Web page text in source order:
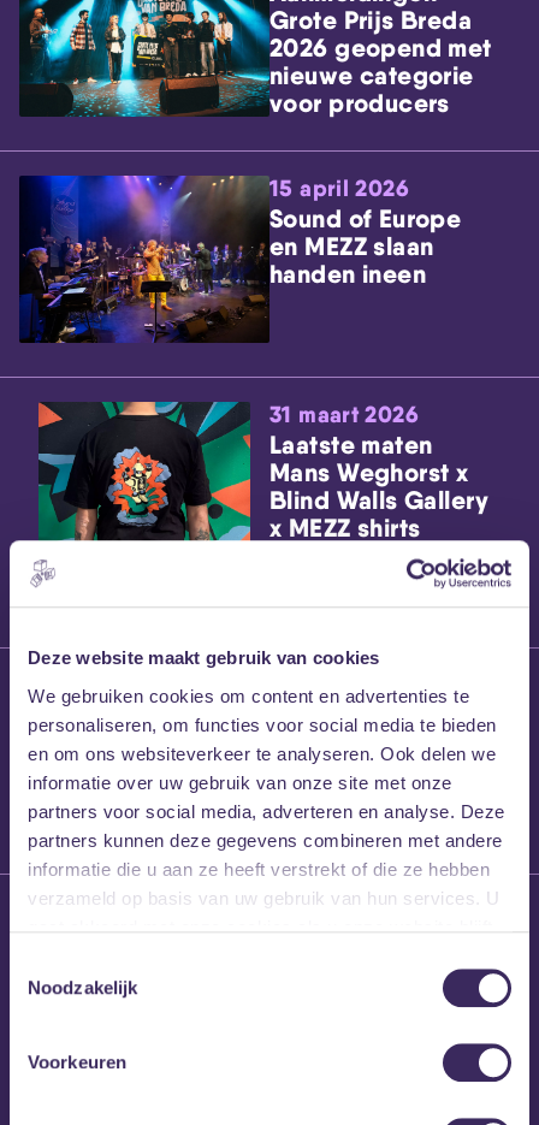
Deze website maakt gebruik van cookies
We gebruiken cookies om content en advertenties te
personaliseren, om functies voor social media te bieden
en om ons websiteverkeer te analyseren. Ook delen we
informatie over uw gebruik van onze site met onze
partners voor social media, adverteren en analyse. Deze
partners kunnen deze gegevens combineren met andere
informatie die u aan ze heeft verstrekt of die ze hebben
verzameld op basis van uw gebruik van hun services. U
Noodzakelijk
Voorkeuren
Grote Prijs Breda
2026 geopend met
nieuwe categorie
voor producers
15 april 2026
Sound of Europe
en MEZZ slaan
handen ineen
31 maart 2026
Laatste maten
Mans Weghorst x
Blind Walls Gallery
x MEZZ shirts
27 maart 2026
Willem’s Blog:
Frans Kalf
26 maart 2026